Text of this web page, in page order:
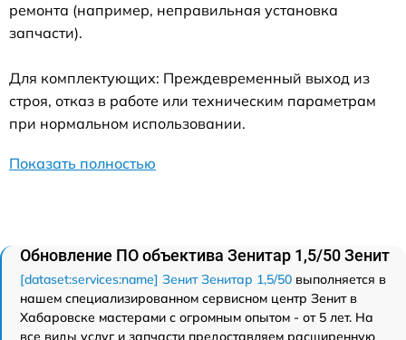
ремонта (например, неправильная установка
запчасти).
Для комплектующих: Преждевременный выход из
строя, отказ в работе или техническим параметрам
при нормальном использовании.
Показать полностью
Обновление ПО объектива Зенитар 1,5/50 Зенит
[dataset:services:name] Зенит Зенитар 1,5/50 выполняется в
нашем специализированном сервисном центр Зенит в
Хабаровске мастерами с огромным опытом - от 5 лет. На
все виды услуг и запчасти предоставляем расширенную